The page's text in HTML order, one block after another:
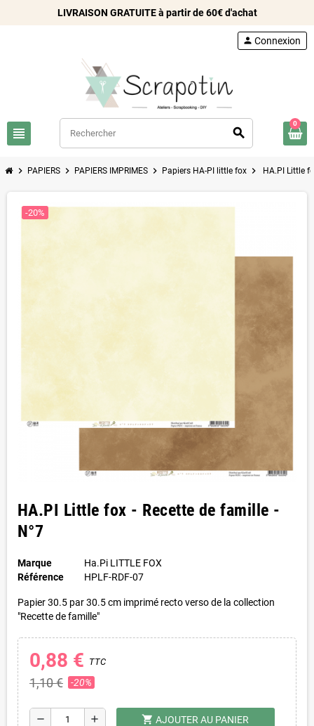
LIVRAISON GRATUITE à partir de 60€ d'achat
view_headline search
person Connexion
0
chevron_right PAPIERS chevron_right PAPIERS IMPRIMES chevron_right Papiers HA-PI little fox chevron_right HA.PI Little
-20%
HA.PI Little fox - Recette de famille -
N°7
Marque
Ha.Pi LITTLE FOX
Référence
HPLF-RDF-07
Papier 30.5 par 30.5 cm imprimé recto verso de la collection
"Recette de famille"
0,88 € TTC
1,10 € -20%
remove add shopping_cart AJOUTER AU PANIER